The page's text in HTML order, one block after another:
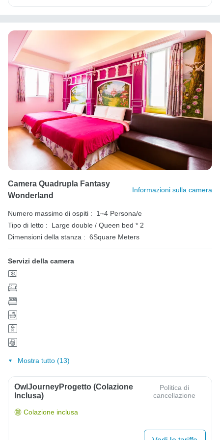
Camera Quadrupla Fantasy
Wonderland
Informazioni sulla camera
Numero massimo di ospiti :
1~4 Persona/e
Tipo di letto :
Large double / Queen bed * 2
Dimensioni della stanza : 6Square Meters
Servizi della camera
Mostra tutto (13)
OwlJourneyProgetto (colazione
Inclusa)
Politica di
cancellazione
Colazione inclusa